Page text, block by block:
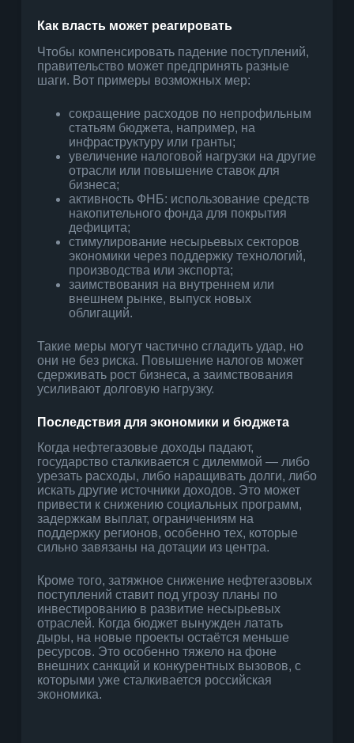
Как власть может реагировать
Чтобы компенсировать падение поступлений,
правительство может предпринять разные
шаги. Вот примеры возможных мер:
сокращение расходов по непрофильным
статьям бюджета, например, на
инфраструктуру или гранты;
увеличение налоговой нагрузки на другие
отрасли или повышение ставок для
бизнеса;
активность ФНБ: использование средств
накопительного фонда для покрытия
дефицита;
стимулирование несырьевых секторов
экономики через поддержку технологий,
производства или экспорта;
заимствования на внутреннем или
внешнем рынке, выпуск новых
облигаций.
Такие меры могут частично сгладить удар, но
они не без риска. Повышение налогов может
сдерживать рост бизнеса, а заимствования
усиливают долговую нагрузку.
Последствия для экономики и бюджета
Когда нефтегазовые доходы падают,
государство сталкивается с дилеммой — либо
урезать расходы, либо наращивать долги, либо
искать другие источники доходов. Это может
привести к снижению социальных программ,
задержкам выплат, ограничениям на
поддержку регионов, особенно тех, которые
сильно завязаны на дотации из центра.
Кроме того, затяжное снижение нефтегазовых
поступлений ставит под угрозу планы по
инвестированию в развитие несырьевых
отраслей. Когда бюджет вынужден латать
дыры, на новые проекты остаётся меньше
ресурсов. Это особенно тяжело на фоне
внешних санкций и конкурентных вызовов, с
которыми уже сталкивается российская
экономика.